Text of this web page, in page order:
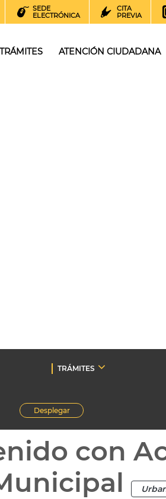
SEDE
ELECTRÓNICA
CITA
PREVIA
TRÁMITES ATENCIÓN CIUDADANA
TRÁMITES
Desplegar
con